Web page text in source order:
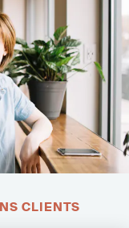
CLIENTS